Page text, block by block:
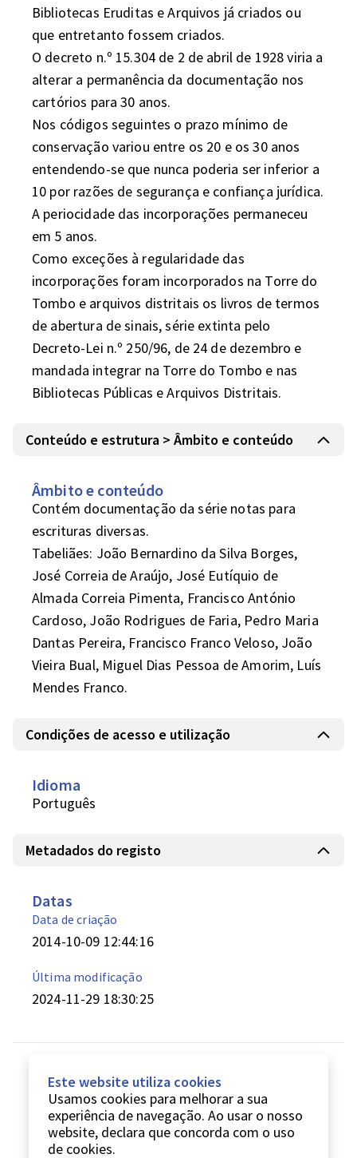
Bibliotecas Eruditas e Arquivos já criados ou
que entretanto fossem criados.
O decreto n.º 15.304 de 2 de abril de 1928 viria a
alterar a permanência da documentação nos
cartórios para 30 anos.
Nos códigos seguintes o prazo mínimo de
conservação variou entre os 20 e os 30 anos
entendendo-se que nunca poderia ser inferior a
10 por razões de segurança e confiança jurídica.
A periocidade das incorporações permaneceu
em 5 anos.
Como exceções à regularidade das
incorporações foram incorporados na Torre do
Tombo e arquivos distritais os livros de termos
de abertura de sinais, série extinta pelo
Decreto-Lei n.º 250/96, de 24 de dezembro e
mandada integrar na Torre do Tombo e nas
Bibliotecas Públicas e Arquivos Distritais.
Conteúdo e estrutura > Âmbito e conteúdo
Âmbito e conteúdo
Contém documentação da série notas para
escrituras diversas.
Tabeliães: João Bernardino da Silva Borges,
José Correia de Araújo, José Eutíquio de
Almada Correia Pimenta, Francisco António
Cardoso, João Rodrigues de Faria, Pedro Maria
Dantas Pereira, Francisco Franco Veloso, João
Vieira Bual, Miguel Dias Pessoa de Amorim, Luís
Mendes Franco.
Condições de acesso e utilização
Idioma
Português
Metadados do registo
Datas
Data de criação
2014-10-09 12:44:16
Última modificação
2024-11-29 18:30:25
Este website utiliza cookies
Usamos cookies para melhorar a sua
experiência de navegação. Ao usar o nosso
website, declara que concorda com o uso
de cookies.